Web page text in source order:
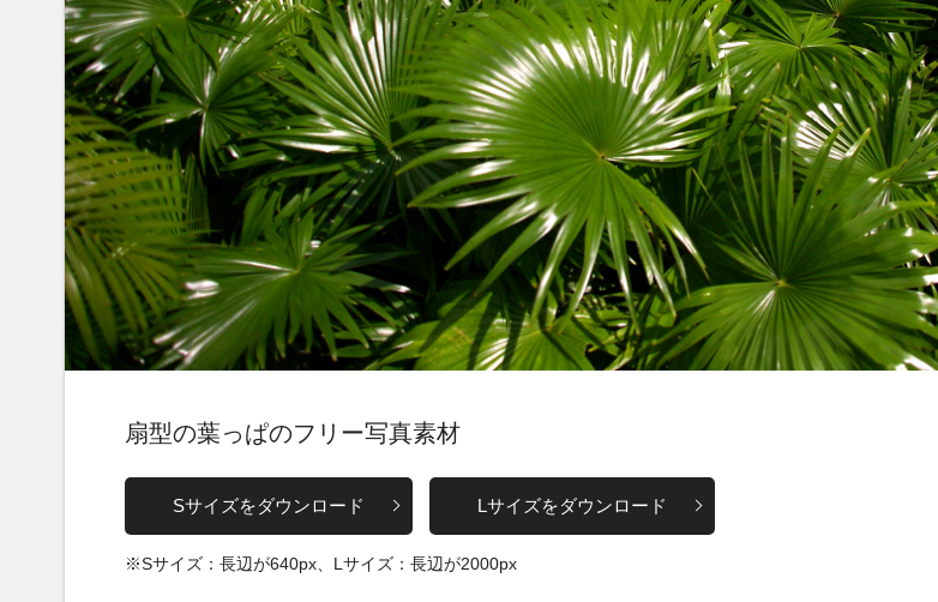
扇型の葉っぱのフリー写真素材
Sサイズをダウンロード Lサイズをダウンロード
※Sサイズ：長辺が640px、Lサイズ：長辺が2000px